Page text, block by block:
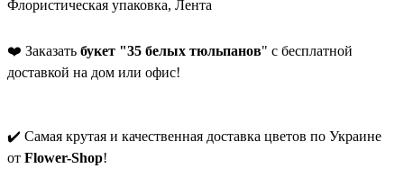
Флористическая упаковка, Лента
❤️ Заказать букет "35 белых тюльпанов" с бесплатной
доставкой на дом или офис!
✔️ Самая крутая и качественная доставка цветов по Украине
от Flower-Shop!